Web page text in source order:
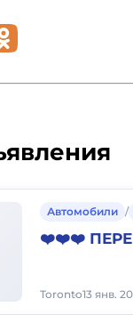
Автомобили /
❤️❤️❤️
Toronto13 янв.